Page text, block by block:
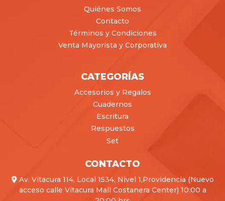
Quiénes Somos
Contacto
Términos y Condiciones
Venta Mayorista y Corporativa
CATEGORÍAS
Accesorios y Regalos
Cuadernos
Escritura
Respuestos
Set
CONTACTO
Av. Vitacura 114, Local 1534, Nivel 1,Providencia (Nuevo
acceso calle Vitacura Mall Costanera Center) 10:00 a